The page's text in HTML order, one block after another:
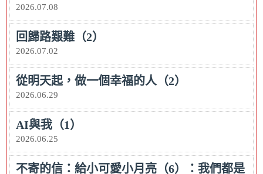
2026.07.08
回歸路艱難（2）
2026.07.02
從明天起，做一個幸福的人（2）
2026.06.29
AI與我（1）
2026.06.25
不寄的信：給小可愛小月亮（6）：我們都是